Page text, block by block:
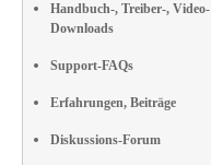
Handbuch-, Treiber-, Video-
Downloads
Support-FAQs
Erfahrungen, Beiträge
Diskussions-Forum